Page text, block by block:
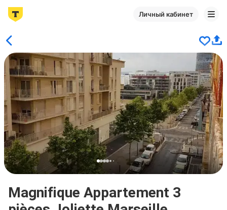
Личный кабинет
Magnifique Appartement 3